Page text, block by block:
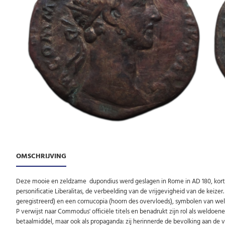
OMSCHRIJVING
Deze mooie en zeldzame dupondius werd geslagen in Rome in AD 180,
personificatie Liberalitas, de verbeelding van de vrijgevigheid van de
geregistreerd) en een cornucopia (hoorn des overvloeds), symbolen van
P verwijst naar Commodus' officiële titels en benadrukt zijn rol als
betaalmiddel, maar ook als propaganda: zij herinnerde de bevolking aan